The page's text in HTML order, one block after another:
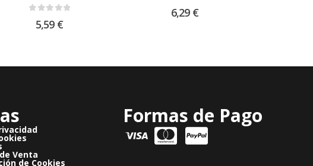
5,59 €
6,29 €
Venta
de Cookies
Formas de Pago